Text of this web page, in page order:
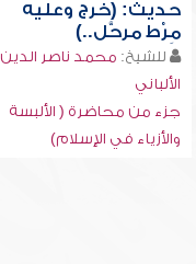
حديث: (خرج وعليه
مِرْط مرحَّل..)
للشيخ: محمد ناصر الدين
الألباني
جزء من محاضرة ( الألبسة
والأزياء في الإسلام)